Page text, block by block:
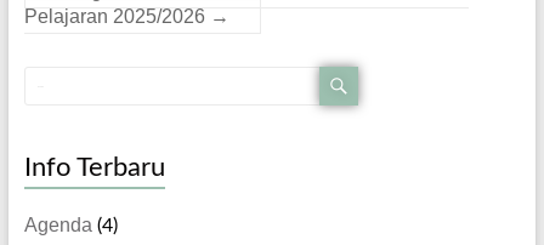
Pelajaran 2025/2026 →
Info Terbaru
Agenda (4)